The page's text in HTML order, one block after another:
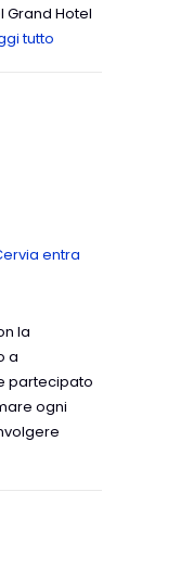
Grand Hotel
tutto
entra
la
a
partecipato
ogni